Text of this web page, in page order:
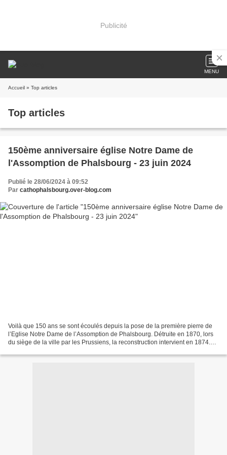
Publicité
MENU
Accueil » Top articles
Top articles
150ème anniversaire église Notre Dame de
l'Assomption de Phalsbourg - 23 juin 2024
Publié le 28/06/2024 à 09:52
Par cathophalsbourg.over-blog.com
Voilà que 150 ans se sont écoulés depuis la pose de la première pierre de
l’Eglise Notre Dame de l’Assomption de Phalsbourg. Détruite en 1870, lors
du siège de la ville par les Prussiens, la reconstruction intervient en 1874.